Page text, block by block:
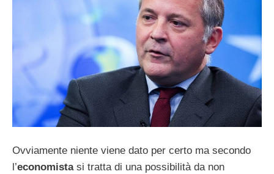
Ovviamente niente viene dato per certo ma secondo
l’economistasi tratta di una possibilità da non